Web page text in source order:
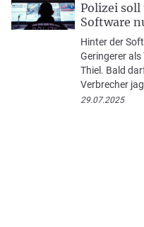
Polizei
Software
Hinter der
Geringerer
Thiel. Bald
Verbrecher
29.07.2025